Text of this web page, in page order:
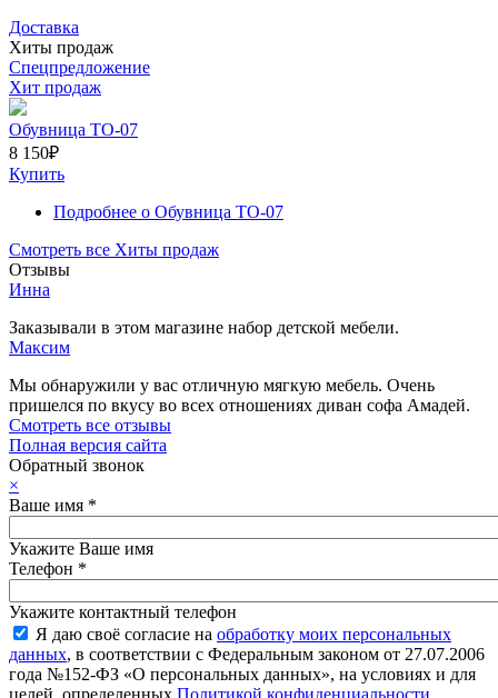
Доставка
Хиты продаж
Спецпредложение
Хит продаж
Обувница ТО-07
8 150₽
Купить
Подробнее о Обувница ТО-07
Смотреть все Хиты продаж
Отзывы
Инна
Заказывали в этом магазине набор детской мебели.
Максим
Мы обнаружили у вас отличную мягкую мебель. Очень
пришелся по вкусу во всех отношениях диван софа Амадей.
Смотреть все отзывы
Полная версия сайта
Обратный звонок
×
Ваше имя *
Укажите Ваше имя
Телефон *
Укажите контактный телефон
Я даю своё согласие на обработку моих персональных
данных, в соответствии с Федеральным законом от 27.07.2006
года №152-ФЗ «О персональных данных», на условиях и для
целей, определенных Политикой конфиденциальности